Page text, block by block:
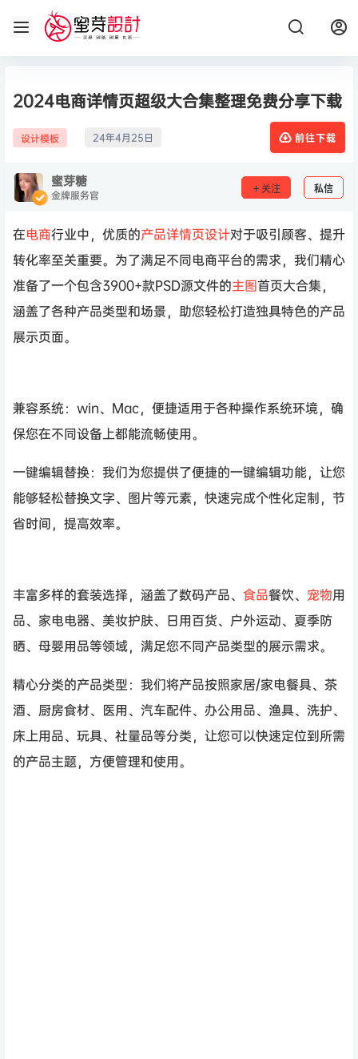
2024电商详情页超级大合集整理免费分享下载
设计模板 24年4月25日 前往下载
蜜芽糖
金牌服务官 关注 私信
在电商行业中，优质的产品详情页设计对于吸引顾客、提升
转化率至关重要。为了满足不同电商平台的需求，我们精心
准备了一个包含3900+款PSD源文件的主图首页大合集，
涵盖了各种产品类型和场景，助您轻松打造独具特色的产品
展示页面。
兼容系统：win、Mac，便捷适用于各种操作系统环境，确
保您在不同设备上都能流畅使用。
一键编辑替换：我们为您提供了便捷的一键编辑功能，让您
能够轻松替换文字、图片等元素，快速完成个性化定制，节
省时间，提高效率。
丰富多样的套装选择，涵盖了数码产品、 食品餐饮、 宠物用
品、家电电器、美妆护肤、日用百货、户外运动、夏季防
晒、母婴用品等领域，满足您不同产品类型的展示需求。
精心分类的产品类型：我们将产品按照家居/家电餐具、茶
酒、厨房食材、医用、汽车配件、办公用品、渔具、洗护、
床上用品、玩具、社量品等分类，让您可以快速定位到所需
的产品主题，方便管理和使用。